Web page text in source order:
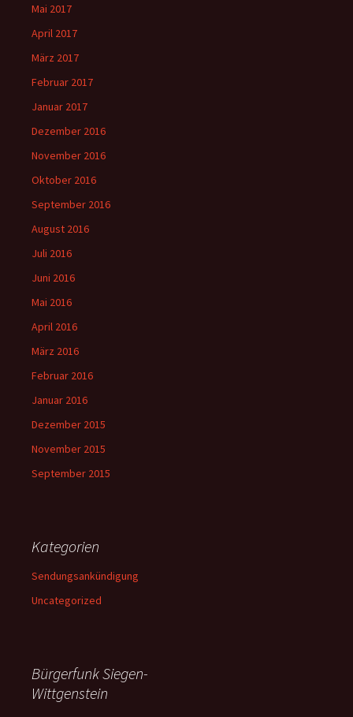
Mai 2017
April 2017
März 2017
Februar 2017
Januar 2017
Dezember 2016
November 2016
Oktober 2016
September 2016
August 2016
Juli 2016
Juni 2016
Mai 2016
April 2016
März 2016
Februar 2016
Januar 2016
Dezember 2015
November 2015
September 2015
Kategorien
Sendungsankündigung
Uncategorized
Bürgerfunk Siegen-
Wittgenstein